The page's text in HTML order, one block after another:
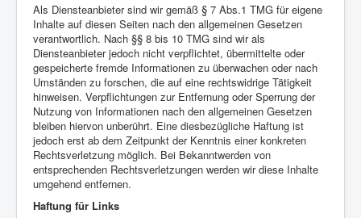
Als Diensteanbieter sind wir gemäß § 7 Abs.1 TMG für eigene
Inhalte auf diesen Seiten nach den allgemeinen Gesetzen
verantwortlich. Nach §§ 8 bis 10 TMG sind wir als
Diensteanbieter jedoch nicht verpflichtet, übermittelte oder
gespeicherte fremde Informationen zu überwachen oder nach
Umständen zu forschen, die auf eine rechtswidrige Tätigkeit
hinweisen. Verpflichtungen zur Entfernung oder Sperrung der
Nutzung von Informationen nach den allgemeinen Gesetzen
bleiben hiervon unberührt. Eine diesbezügliche Haftung ist
jedoch erst ab dem Zeitpunkt der Kenntnis einer konkreten
Rechtsverletzung möglich. Bei Bekanntwerden von
entsprechenden Rechtsverletzungen werden wir diese Inhalte
umgehend entfernen.
Haftung für Links